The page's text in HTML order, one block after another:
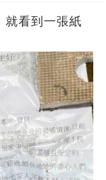
就看到一張紙